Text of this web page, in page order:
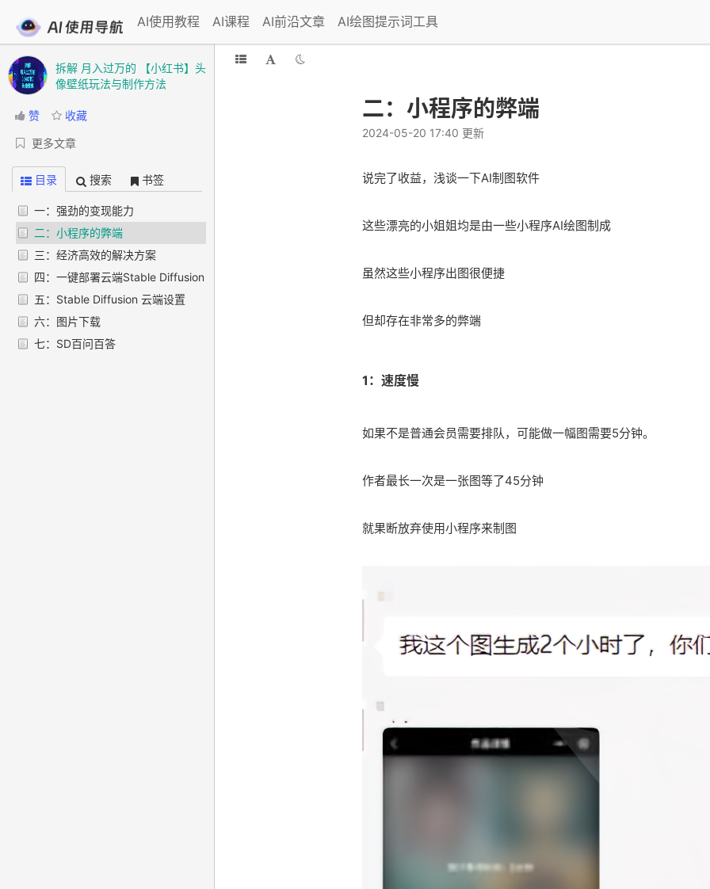
AI使用教程 AI课程 AI前沿文章 AI绘图提示词工具
拆解 月入过万的 【小红书】头
像壁纸玩法与制作方法
赞 收藏
更多文章
目录 搜索 书签
一：强劲的变现能力
二：小程序的弊端
三：经济高效的解决方案
四：一键部署云端Stable Diffusion
五：Stable Diffusion 云端设置
六：图片下载
七：SD百问百答
二：小程序的弊端
2024-05-20 17:40 更新
说完了收益，浅谈一下AI制图软件​
这些漂亮的小姐姐均是由一些小程序AI绘图制成​
虽然这些小程序出图很便捷​
但却存在非常多的弊端
1：速度慢​
如果不是普通会员需要排队，可能做一幅图需要5分钟。​
作者最长一次是一张图等了45分钟​
就果断放弃使用小程序来制图